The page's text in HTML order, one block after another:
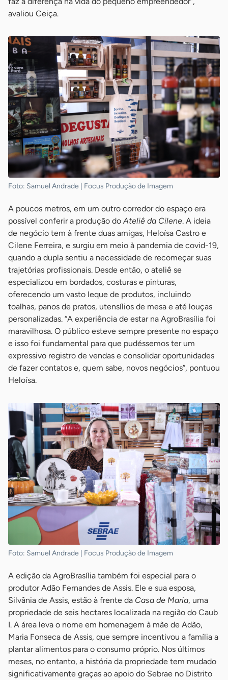
avaliou Ceiça.
Foto: Samuel Andrade | Focus Produção de Imagem
A poucos metros, em um outro corredor do espaço era
possível conferir a produção doAteliê da Cilene. A ideia
de negócio tem à frente duas amigas, Heloísa Castro e
Cilene Ferreira, e surgiu em meio à pandemia de covid-19,
quando a dupla sentiu a necessidade de recomeçar suas
trajetórias profissionais. Desde então, o ateliê se
especializou em bordados, costuras e pinturas,
oferecendo um vasto leque de produtos, incluindo
toalhas, panos de pratos, utensílios de mesa e até louças
personalizadas. “A experiência de estar na AgroBrasília foi
maravilhosa. O público esteve sempre presente no espaço
e isso foi fundamental para que pudéssemos ter um
expressivo registro de vendas e consolidar oportunidades
de fazer contatos e, quem sabe, novos negócios”, pontuou
Heloísa.
Foto: Samuel Andrade | Focus Produção de Imagem
A edição da AgroBrasília também foi especial para o
produtor Adão Fernandes de Assis. Ele e sua esposa,
Silvânia de Assis, estão à frente da Casa de Maria, uma
propriedade de seis hectares localizada na região do Caub
I. A área leva o nome em homenagem à mãe de Adão,
Maria Fonseca de Assis, que sempre incentivou a família a
plantar alimentos para o consumo próprio. Nos últimos
meses, no entanto, a história da propriedade tem mudado
significativamente graças ao apoio do Sebrae no Distrito